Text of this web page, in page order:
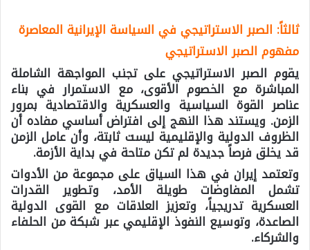
ثالثاً: الصبر الاستراتيجي في السياسة الإيرانية المعاصرة
مفهوم الصبر الاستراتيجي
يقوم الصبر الاستراتيجي على تجنب المواجهة الشاملة
المباشرة مع الخصوم الأقوى، مع الاستمرار في بناء
عناصر القوة السياسية والعسكرية والاقتصادية بمرور
الزمن. ويستند هذا النهج إلى افتراض أساسي مفاده أن
الظروف الدولية والإقليمية ليست ثابتة، وأن عامل الزمن
قد يخلق فرصاً جديدة لم تكن متاحة في بداية الأزمة.
وتعتمد إيران في هذا السياق على مجموعة من الأدوات
تشمل المفاوضات طويلة الأمد، وتطوير القدرات
العسكرية تدريجياً، وتعزيز العلاقات مع القوى الدولية
الصاعدة، وتوسيع النفوذ الإقليمي عبر شبكة من الحلفاء
والشركاء.